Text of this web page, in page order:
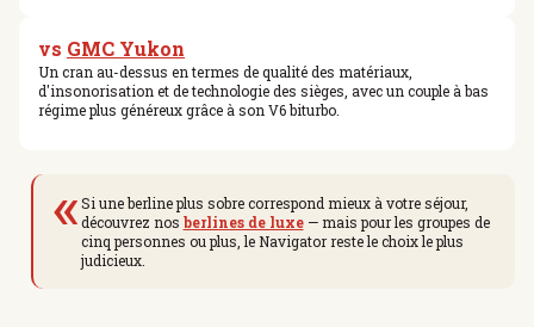
vs GMC Yukon
Un cran au-dessus en termes de qualité des matériaux,
d'insonorisation et de technologie des sièges, avec un couple à bas
régime plus généreux grâce à son V6 biturbo.
«Si une berline plus sobre correspond mieux à votre séjour,
découvrez nos berlines de luxe— mais pour les groupes de
cinq personnes ou plus, le Navigator reste le choix le plus
judicieux.